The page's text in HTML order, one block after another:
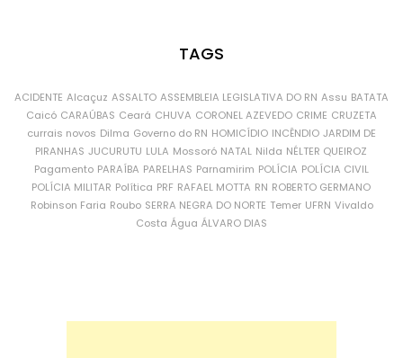
TAGS
ACIDENTE Alcaçuz ASSALTO ASSEMBLEIA LEGISLATIVA DO RN Assu BATATA
Caicó CARAÚBAS Ceará CHUVA CORONEL AZEVEDO CRIME CRUZETA
currais novos Dilma Governo do RN HOMICÍDIO INCÊNDIO JARDIM DE
PIRANHAS JUCURUTU LULA Mossoró NATAL Nilda NÉLTER QUEIROZ
Pagamento PARAÍBA PARELHAS Parnamirim POLÍCIA POLÍCIA CIVIL
POLÍCIA MILITAR Política PRF RAFAEL MOTTA RN ROBERTO GERMANO
Robinson Faria Roubo SERRA NEGRA DO NORTE Temer UFRN Vivaldo
Costa Água ÁLVARO DIAS